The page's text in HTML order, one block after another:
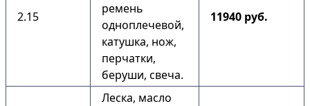
2.15
ремень
одноплечевой,
катушка, нож,
перчатки,
беруши, свеча.
11940 руб.
Леска, масло